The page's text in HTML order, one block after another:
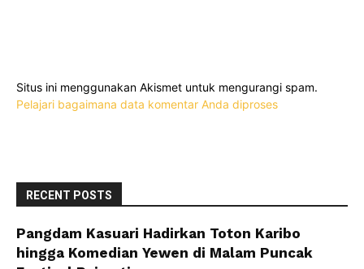
Situs ini menggunakan Akismet untuk mengurangi spam.
Pelajari bagaimana data komentar Anda diproses
RECENT POSTS
Pangdam Kasuari Hadirkan Toton Karibo
hingga Komedian Yewen di Malam Puncak